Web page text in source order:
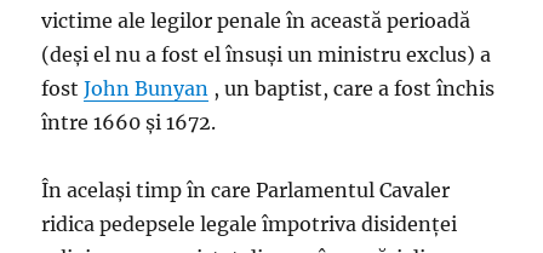
victime ale legilor penale în această perioadă
(deși el nu a fost el însuși un ministru exclus) a
fostJohn Bunyan , un baptist, care a fost închis
între 1660 și 1672.
În același timp în care Parlamentul Cavaler
ridica pedepsele legale împotriva disidenței